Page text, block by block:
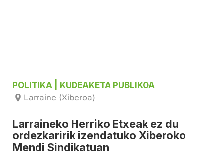
POLITIKA
| KUDEAKETA PUBLIKOA
Larraine (Xiberoa)
Larraineko Herriko Etxeak ez du
ordezkaririk izendatuko Xiberoko
Mendi Sindikatuan